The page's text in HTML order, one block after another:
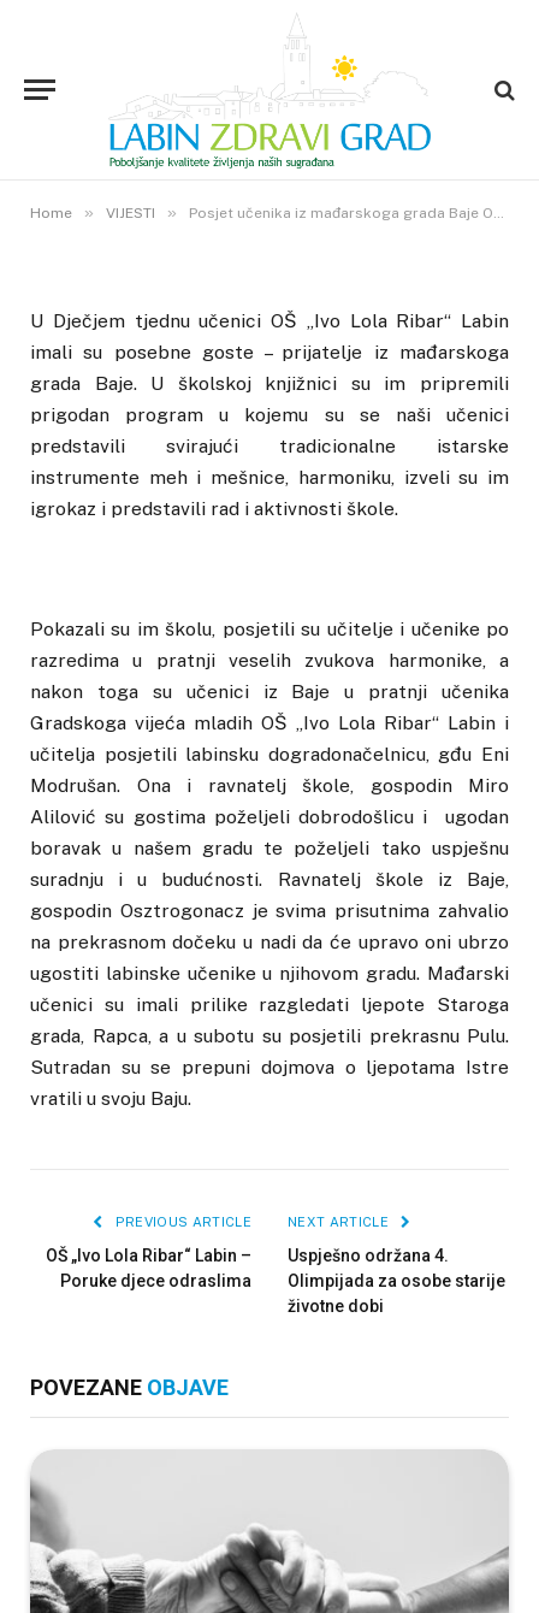
Home » VIJESTI » Posjet učenika iz mađarskoga grada Baje OŠ „Ivo Lola Ribar“ Labin
Posjet učenika iz mađarskoga
grada Baje OŠ „Ivo Lola Ribar“
Labin
12. LISTOPADA 2016. 1VIEWS
U Dječjem tjednu učenici OŠ „Ivo Lola Ribar“ Labin
imali su posebne goste – prijatelje iz mađarskoga
grada Baje. U školskoj knjižnici su im pripremili
prigodan program u kojemu su se naši učenici
predstavili svirajući tradicionalne istarske
instrumente meh i mešnice, harmoniku, izveli su im
igrokaz i predstavili rad i aktivnosti škole.
Pokazali su im školu, posjetili su učitelje i učenike po
razredima u pratnji veselih zvukova harmonike, a
nakon toga su učenici iz Baje u pratnji učenika
Gradskoga vijeća mladih OŠ „Ivo Lola Ribar“ Labin i
učitelja posjetili labinsku dogradonačelnicu, gđu Eni
Modrušan. Ona i ravnatelj škole, gospodin Miro
Alilović su gostima poželjeli dobrodošlicu i ugodan
boravak u našem gradu te poželjeli tako uspješnu
suradnju i u budućnosti. Ravnatelj škole iz Baje,
gospodin Osztrogonacz je svima prisutnima zahvalio
na prekrasnom dočeku u nadi da će upravo oni ubrzo
ugostiti labinske učenike u njihovom gradu. Mađarski
učenici su imali prilike razgledati ljepote Staroga
grada, Rapca, a u subotu su posjetili prekrasnu Pulu.
Sutradan su se prepuni dojmova o ljepotama Istre
vratili u svoju Baju.
PREVIOUS ARTICLE
OŠ „Ivo Lola Ribar“ Labin –
Poruke djece odraslima
NEXT ARTICLE
Uspješno održana 4.
Olimpijada za osobe starije
životne dobi
POVEZANE OBJAVE